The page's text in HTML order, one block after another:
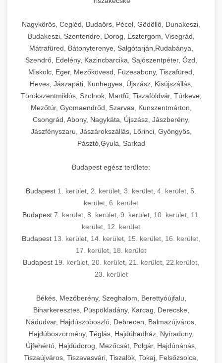
Nagykörös, Cegléd, Budaörs, Pécel, Gödöllő, Dunakeszi,
Budakeszi, Szentendre, Dorog, Esztergom, Visegrád,
Mátrafüred, Bátonyterenye, Salgótarján,Rudabánya,
Szendrő, Edelény, Kazincbarcika, Sajószentpéter, Ózd,
Miskolc, Eger, Mezőkövesd, Füzesabony, Tiszafüred,
Heves, Jászapáti, Kunhegyes, Újszász, Kisújszállás,
Törökszentmiklós, Szolnok, Martfű, Tiszaföldvár, Túrkeve,
Mezőtúr, Gyomaendrőd, Szarvas, Kunszentmárton,
Csongrád, Abony, Nagykáta, Újszász, Jászberény,
Jászfényszaru, Jászárokszállás, Lőrinci, Gyöngyös,
Pásztó,Gyula, Sarkad
Budapest egész területe:
Budapest 1. kerület 2. kerület 3. kerület 4. kerület 5.
kerület 6. kerület
Budapest 7. kerület, 8. kerület, 9. kerület, 10. kerület, 11.
kerület 12. kerület
Budapest 13. kerület 14. kerület 15. kerület 16. kerület
17. kerület 18. kerület
Budapest 19. kerület 20. kerület 21. kerület 22.kerület
23. kerület
Békés, Mezőberény, Szeghalom, Berettyóújfalu,
Biharkeresztes, Püspökladány, Karcag, Derecske,
Nádudvar, Hajdúszoboszló, Debrecen, Balmazújváros,
Hajdúböszörmény, Téglás, Hajdúhadház, Nyíradony,
Újfehértó, Hajdúdorog, Mezőcsát, Polgár, Hajdúnánás,
Tiszaújváros, Tiszavasvári, Tiszalök, Tokaj, Felsőzsolca,